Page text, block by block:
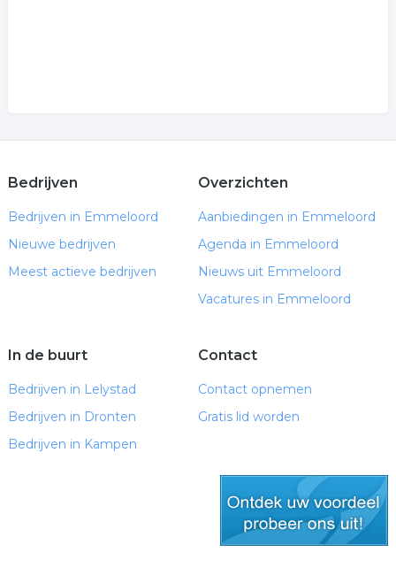
Bedrijven
Bedrijven in Emmeloord
Nieuwe bedrijven
Meest actieve bedrijven
Overzichten
Aanbiedingen in Emmeloord
Agenda in Emmeloord
Nieuws uit Emmeloord
Vacatures in Emmeloord
In de buurt
Bedrijven in Lelystad
Bedrijven in Dronten
Bedrijven in Kampen
Contact
Contact opnemen
Gratis lid worden